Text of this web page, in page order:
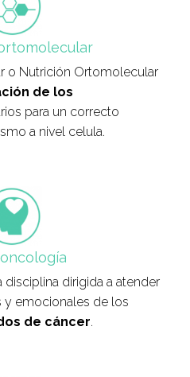
o Nutrición Ortomolecular
de los
para un correcto
a nivel celula.
dirigida a atender
emocionales de los
de cáncer.